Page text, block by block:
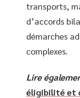
transports,
d’accords
démarches
complexes.
Lire
éligibilité et